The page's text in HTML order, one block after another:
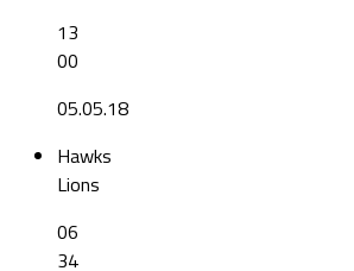
13
00
05.05.18
Hawks
Lions
06
34